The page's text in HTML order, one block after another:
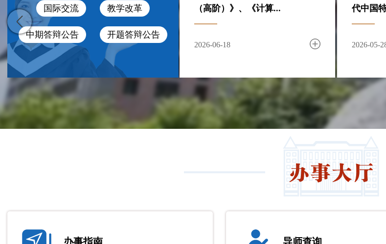
国际交流 教学改革
中期答辩公告 开题答辩公告
（高阶）》、《计算...
2026-06-18
代中国特色社会主义...
2026-05-28
外国语
2026-05-
学位动态
授予博（硕）士学位...
2026-06-22
学优秀博（硕）士学...
2026-04-29
授予博
2026-03-
学位答辩公示
生教育发展中心主题案例
2024-03-28
站
2022-09-
博士生招生
办事指南 导师查询